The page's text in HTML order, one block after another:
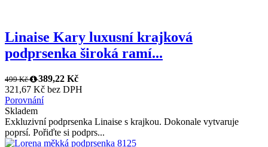
Linaise Kary luxusní krajková
podprsenka široká ramí...
499 Kč
389,22 Kč
321,67 Kč bez DPH
Porovnání
Skladem
Exkluzivní podprsenka Linaise s krajkou. Dokonale vytvaruje
poprsí. Pořiďte si podprs...